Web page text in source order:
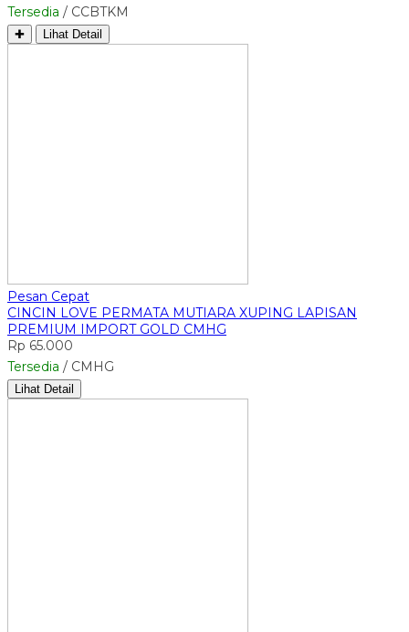
Tersedia / CCBTKM
✚ Lihat Detail
Pesan Cepat
CINCIN LOVE PERMATA MUTIARA XUPING LAPISAN
PREMIUM IMPORT GOLD CMHG
Rp 65.000
Tersedia / CMHG
Lihat Detail